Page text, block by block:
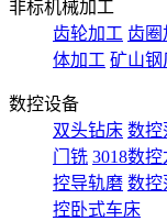
非标机械加工
齿轮加工 齿圈
体加工 矿山钢
数控设备
双头钻床 数控
门铣 3018数
控导轨磨 数控
控卧式车床